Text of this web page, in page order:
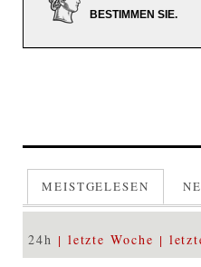
BESTIMMEN SIE.
MEISTGELESEN
24h letzte Woche